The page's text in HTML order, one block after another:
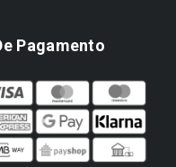
Pagamento